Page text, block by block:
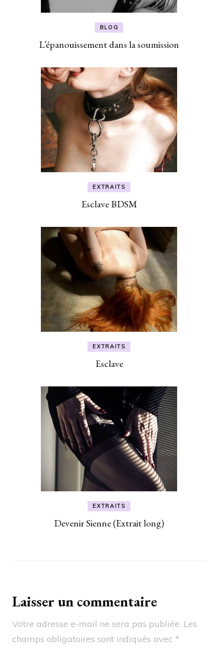
BLOG
L’épanouissement dans la soumission
EXTRAITS
Esclave BDSM
EXTRAITS
Esclave
EXTRAITS
Devenir Sienne (Extrait long)
Laisser un commentaire
Votre adresse e-mail ne sera pas publiée. Les
champs obligatoires sont indiqués avec *